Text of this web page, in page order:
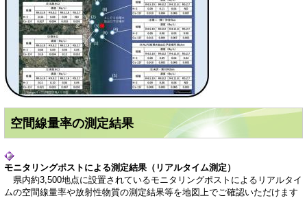
空間線量率の測定結果
モニタリングポストによる測定結果（リアルタイム測定）
県内約3,500地点に設置されているモニタリングポストによるリアルタイ
ムの空間線量率や放射性物質の測定結果等を地図上でご確認いただけます